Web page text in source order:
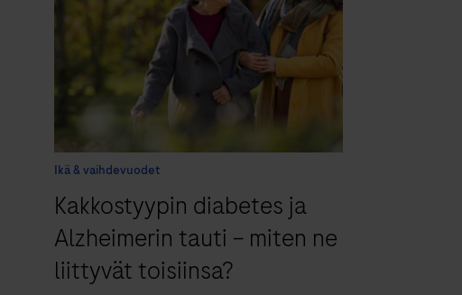
Ikä & vaihdevuodet
Kakkostyypin diabetes ja
Alzheimerin tauti – miten ne
liittyvät toisiinsa?